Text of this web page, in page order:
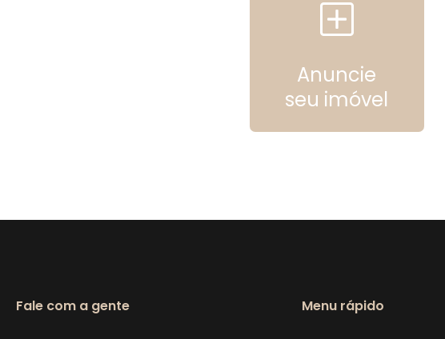
Anuncie
seu imóvel
Fale com a gente Menu rápido